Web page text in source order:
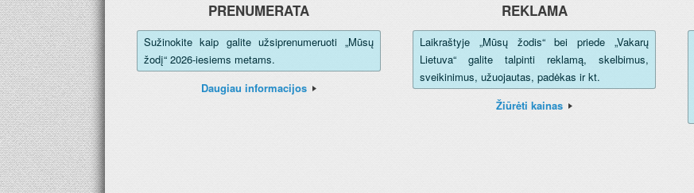
PRENUMERATA
Sužinokite kaip galite užsiprenumeruoti „Mūsų
žodį“ 2026-iesiems metams.
Daugiau informacijos
REKLAMA
Laikraštyje „Mūsų žodis“ bei priede „Vakarų
Lietuva“ galite talpinti reklamą, skelbimus,
sveikinimus, užuojautas, padėkas ir kt.
Žiūrėti kainas